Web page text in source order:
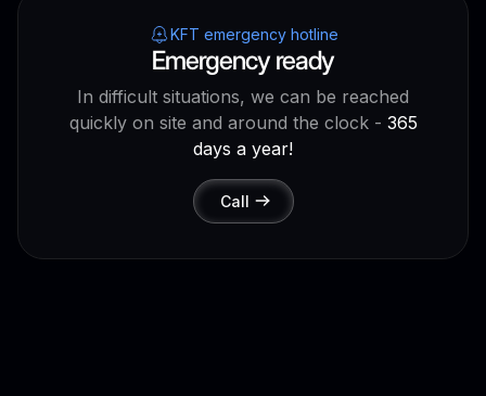
KFT emergency hotline
Emergency ready
In difficult situations, we can be reached
quickly on site and around the clock - 365
days a year!
Call